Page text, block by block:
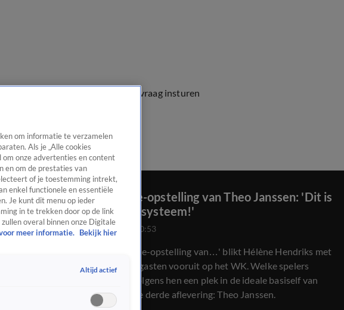
Kijkersvraag insturen
De Oranje-opstelling van Theo Janssen: 'Dit is
het beste systeem!'
5 juni 2026, 20:53
'In 'De Oranje-opstelling van…' blikt Hélène Hendriks met
prominente gasten vooruit op het WK. Welke spelers
verdienen volgens hen een plek in de ideale basiself van
Oranje? In de derde aflevering: Theo Janssen.
om informatie te verzamelen
Als je „Alle cookies
om onze advertenties en content
en om de prestaties van
of je toestemming intrekt,
enkel functionele en essentiële
Je kunt dit menu op ieder
in te trekken door op de link
overal binnen onze Digitale
meer informatie.
Bekijk hier
Altijd actief